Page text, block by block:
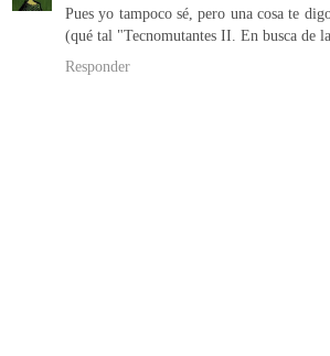
Pues yo tampoco sé, pero una cosa te
(qué tal "Tecnomutantes II. En busca de
Responder